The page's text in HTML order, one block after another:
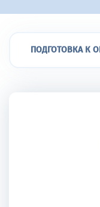
ПОДГОТОВКА К